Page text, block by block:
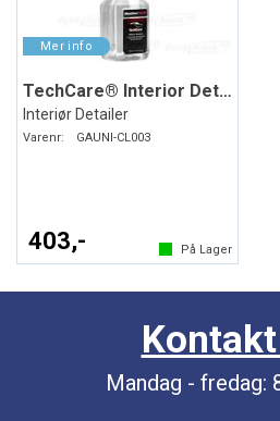
TechCare® Interior Detailer
Interiør Detailer
Varenr: GAUNI-CL003
403,- På Lager
Mandag - fredag: